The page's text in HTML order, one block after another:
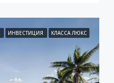
ИНВЕСТИЦИЯ КЛАССА ЛЮКС